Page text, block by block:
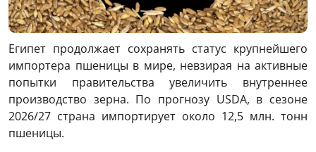
Египет продолжает сохранять статус крупнейшего
импортера пшеницы в мире, невзирая на активные
попытки правительства увеличить внутреннее
производство зерна. По прогнозу USDA, в сезоне
2026/27 страна импортирует около 12,5 млн. тонн
пшеницы.